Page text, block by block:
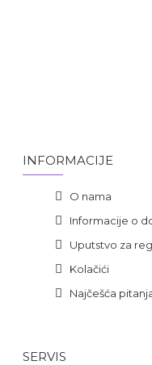
INFORMACIJE
O nama
Informacije o
Uputstvo za
Kolačići
Najčešća
SERVIS